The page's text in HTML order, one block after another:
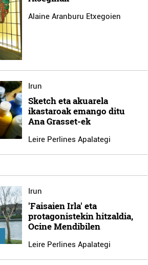
Alaine Aranburu Etxegoien
Irun
Sketch eta akuarela
ikastaroak emango ditu
Ana Grasset-ek
Leire Perlines Apalategi
Irun
'Faisaien Irla' eta
protagonistekin hitzaldia,
Ocine Mendibilen
Leire Perlines Apalategi